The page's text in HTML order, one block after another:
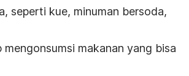
seperti kue, minuman bersoda,
makanan yang bisa